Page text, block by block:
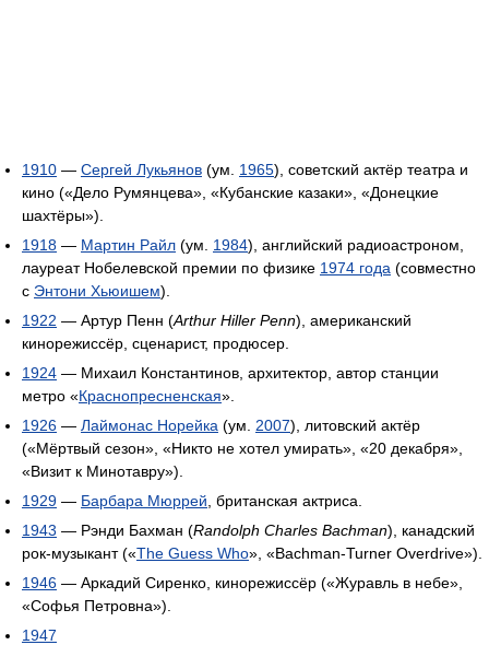
1910 — Сергей Лукьянов (ум. 1965), советский актёр театра и
кино («Дело Румянцева», «Кубанские казаки», «Донецкие
шахтёры»).
1918 — Мартин Райл (ум. 1984), английский радиоастроном,
лауреат Нобелевской премии по физике 1974 года (совместно
с Энтони Хьюишем).
1922 — Артур Пенн (Arthur Hiller Penn), американский
кинорежиссёр, сценарист, продюсер.
1924 — Михаил Константинов, архитектор, автор станции
метро «Краснопресненская».
1926 — Лаймонас Норейка (ум. 2007), литовский актёр
(«Мёртвый сезон», «Никто не хотел умирать», «20 декабря»,
«Визит к Минотавру»).
1929 — Барбара Мюррей , британская актриса.
1943 — Рэнди Бахман (Randolph Charles Bachman), канадский
рок-музыкант («The Guess Who», «Bachman-Turner Overdrive»).
1946 — Аркадий Сиренко, кинорежиссёр («Журавль в небе»,
«Софья Петровна»).
1947